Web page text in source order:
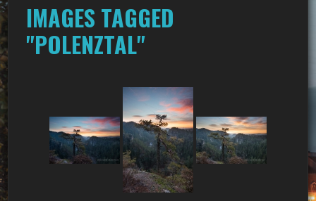
IMAGES TAGGED
"POLENZTAL"